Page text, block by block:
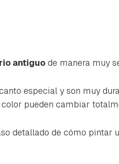
favorito
antiguo de manera muy
especial y son muy
pueden cambiar
detallado de cómo pintar
enviado